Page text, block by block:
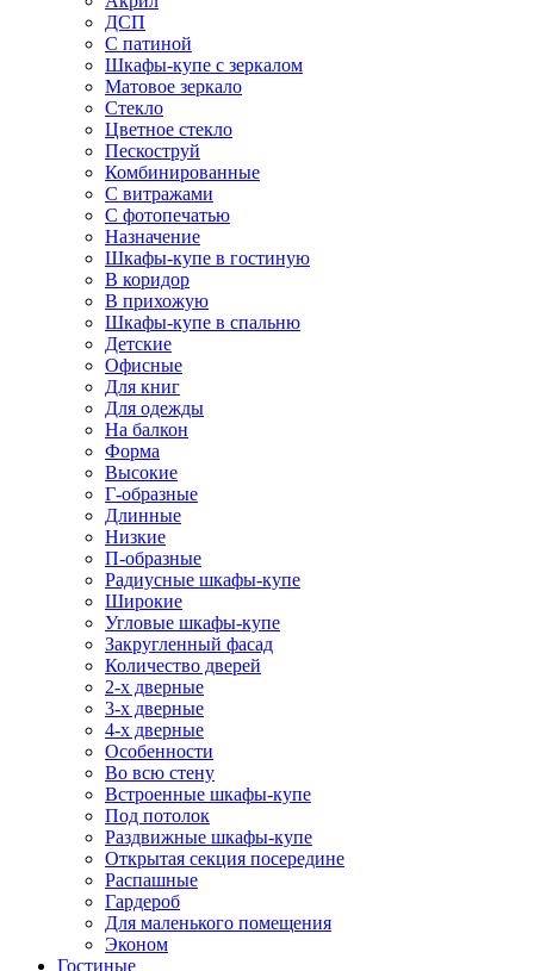
ДСП
С патиной
Шкафы-купе с зеркалом
Матовое зеркало
Стекло
Цветное стекло
Пескоструй
Комбинированные
С витражами
С фотопечатью
Назначение
Шкафы-купе в гостиную
В коридор
В прихожую
Шкафы-купе в спальню
Детские
Офисные
Для книг
Для одежды
На балкон
Форма
Высокие
Г-образные
Длинные
Низкие
П-образные
Радиусные шкафы-купе
Широкие
Угловые шкафы-купе
Закругленный фасад
Количество дверей
2-х дверные
3-х дверные
4-х дверные
Особенности
Во всю стену
Встроенные шкафы-купе
Под потолок
Раздвижные шкафы-купе
Открытая секция посередине
Распашные
Гардероб
Для маленького помещения
Эконом
Гостиные